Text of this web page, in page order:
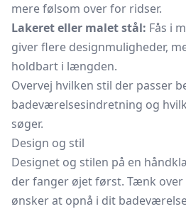
mere følsom over for ridser.
Lakeret eller malet stål: Fås i
giver flere designmuligheder,
holdbart i længden.
Overvej hvilken stil der passer
badeværelsesindretning og
søger.
Design og stil
Designet og stilen på en
der fanger øjet først. Tænk
ønsker at opnå i dit